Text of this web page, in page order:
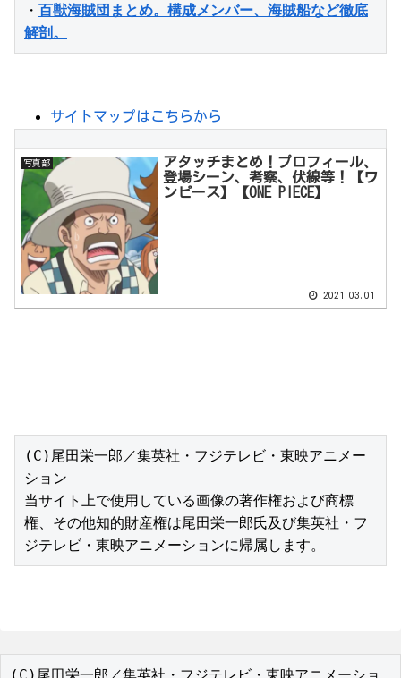
・ 百獣海賊団まとめ。構成メンバー、海賊船など徹底
解剖。
サイトマップはこちらから
写真部
アタッチまとめ！プロフィール、
登場シーン、考察、伏線等！【ワ
ンピース】【ONE PIECE】
2021.03.01
(C)尾田栄一郎／集英社・フジテレビ・東映アニメー
ション
当サイト上で使用している画像の著作権および商標
権、その他知的財産権は尾田栄一郎氏及び集英社・フ
ジテレビ・東映アニメーションに帰属します。